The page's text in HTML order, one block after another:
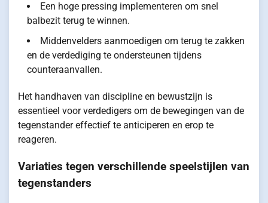
Een hoge pressing implementeren om snel
balbezit terug te winnen.
Middenvelders aanmoedigen om terug te zakken
en de verdediging te ondersteunen tijdens
counteraanvallen.
Het handhaven van discipline en bewustzijn is
essentieel voor verdedigers om de bewegingen van de
tegenstander effectief te anticiperen en erop te
reageren.
Variaties tegen verschillende speelstijlen van
tegenstanders